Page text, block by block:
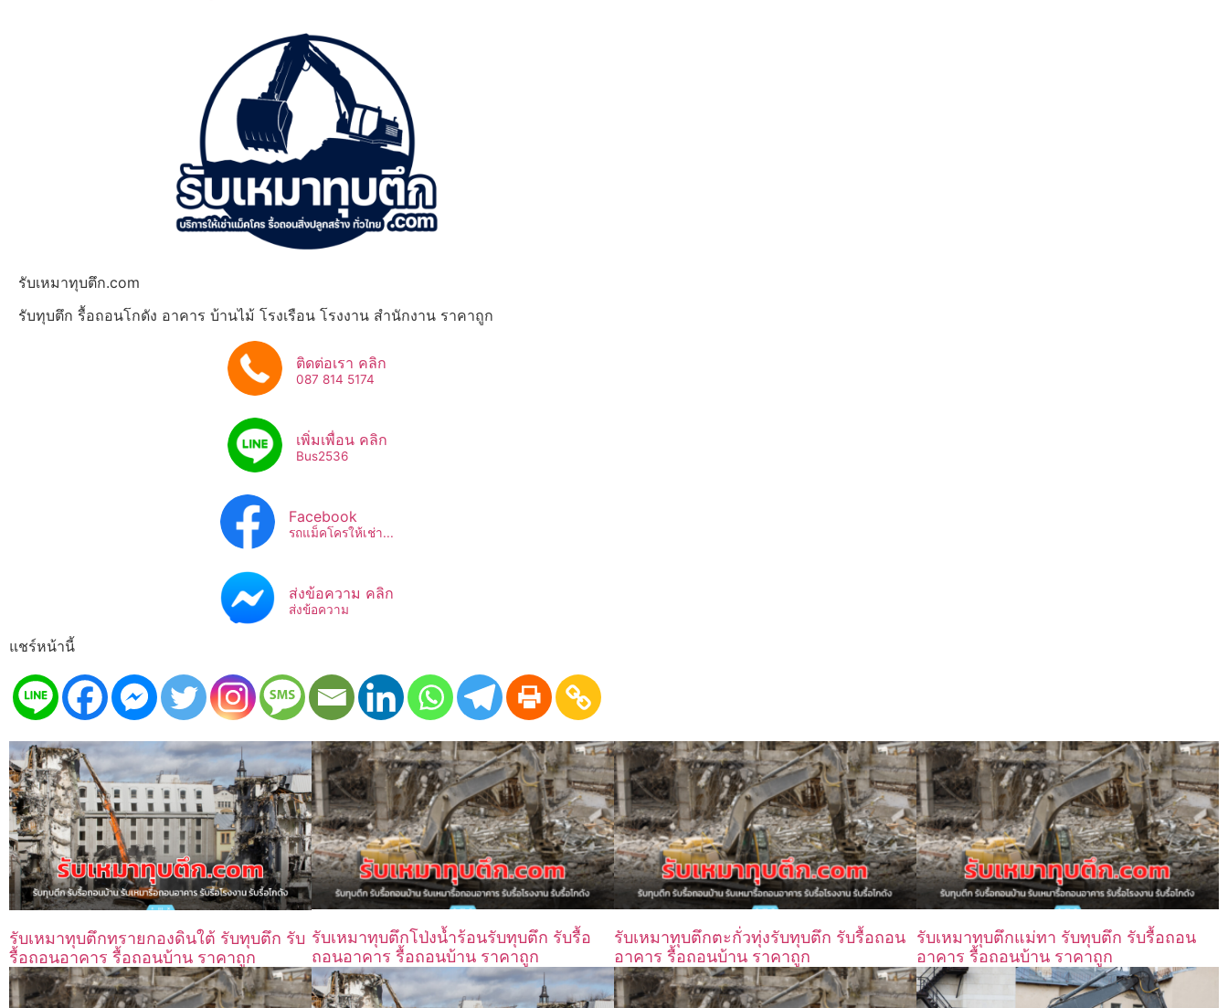
รับเหมาทุบตึก.com
รับทุบตึก รื้อถอนโกดัง อาคาร บ้านไม้ โรงเรือน โรงงาน สำนักงาน ราคาถูก
ติดต่อเรา คลิก
087 814 5174
เพิ่มเพื่อน คลิก
Bus2536​
Facebook
รถแม็คโครให้เช่า...
ส่งข้อความ คลิก
ส่งข้อความ
แชร์หน้านี้
รับเหมาทุบตึกทรายกองดินใต้ รับทุบตึก รับ
รื้อถอนอาคาร รื้อถอนบ้าน ราคาถูก
รับเหมาทุบตึกโป่งน้ำร้อนรับทุบตึก รับรื้อ
ถอนอาคาร รื้อถอนบ้าน ราคาถูก
รับเหมาทุบตึกตะกั่วทุ่งรับทุบตึก รับรื้อถอน
อาคาร รื้อถอนบ้าน ราคาถูก
รับเหมาทุบตึกแม่ทา รับทุบตึก รับรื้อถอน
อาคาร รื้อถอนบ้าน ราคาถูก